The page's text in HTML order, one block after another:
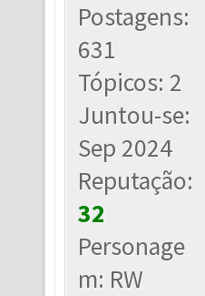
Postagens:
631
Tópicos: 2
Juntou-se:
Sep 2024
Reputação:
32
Personage
m: RW